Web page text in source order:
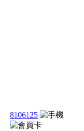
8106125